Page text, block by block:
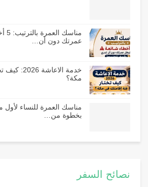
عمرتك دون أن…
خدمة
مكة؟
مناسك العمرة للنساء
بخطوة من…
نصائح السفر